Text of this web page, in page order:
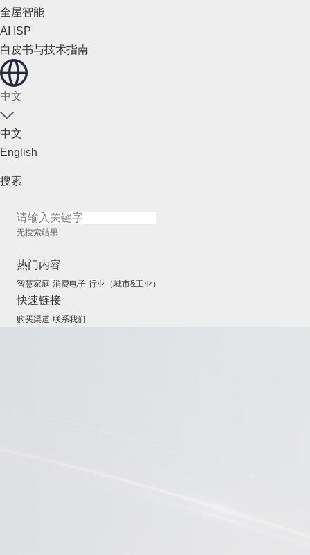
全屋智能
AI ISP
白皮书与技术指南
中文
中文
English
搜索
无搜索结果
热门内容
智慧家庭 消费电子 行业（城市&工业）
快速链接
购买渠道 联系我们